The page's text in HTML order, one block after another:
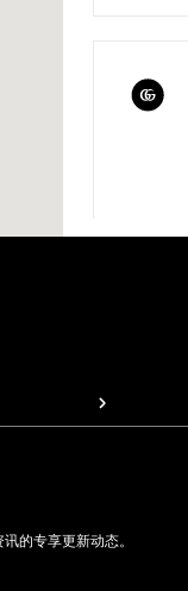
的专享更新动态。